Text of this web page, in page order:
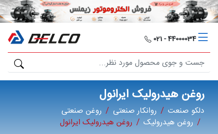
دلکو
صنعت
محصولات
مصارف
صنعتی
مقالات
44000034 - 021
روغن هیدرولیک ایرانول
دلکو صنعت روانکار صنعتی
روغن صنعتی
روغن هیدرولیک
روغن هیدرولیک ایرانول